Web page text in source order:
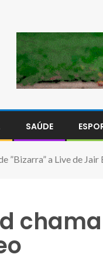
SAÚDE
”Bizarra” a Live de